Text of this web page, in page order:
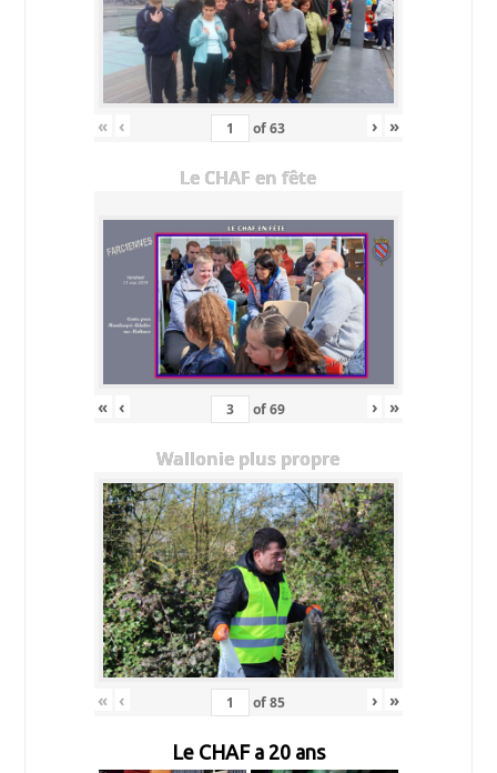
« ‹ of63 › »
Le CHAF en fête
« ‹ of69 › »
Wallonie plus propre
« ‹ of85 › »
Le CHAF a 20 ans